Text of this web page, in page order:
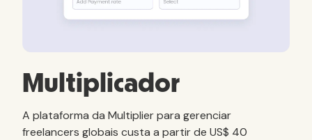
Multiplicador
A plataforma da Multiplier para gerenciar
freelancers globais custa a partir de US$ 40